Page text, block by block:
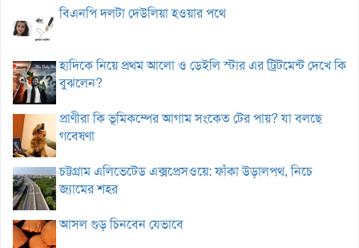
বিএনপি দলটা দেউলিয়া হওয়ার পথে
হাদিকে নিয়ে প্রথম আলো ও ডেইলি স্টার এর ট্রিটমেন্ট দেখে কি
বুঝলেন?
প্রাণীরা কি ভূমিকম্পের আগাম সংকেত টের পায়? যা বলছে
গবেষণা
চট্টগ্রাম এলিভেটেড এক্সপ্রেসওয়ে: ফাঁকা উড়ালপথ, নিচে
জ্যামের শহর
আসল গুড় চিনবেন যেভাবে